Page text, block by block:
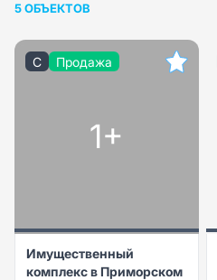
5 ОБЪЕКТОВ
C Продажа
1+
Имущественный
комплекс в Приморском